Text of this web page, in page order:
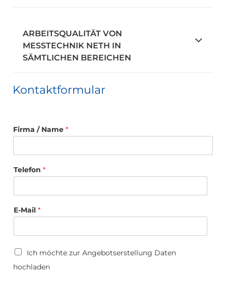
ARBEITSQUALITÄT VON
MESSTECHNIK NETH IN
SÄMTLICHEN BEREICHEN
Kontaktformular
Firma / Name *
Telefon *
E-Mail *
U
l
Ich möchte zur Angebotserstellung Daten
hochladen